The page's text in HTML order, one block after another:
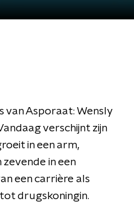
van Asporaat: Wensly
verschijnt zijn
in een arm,
in een
een carrière als
drugskoningin.